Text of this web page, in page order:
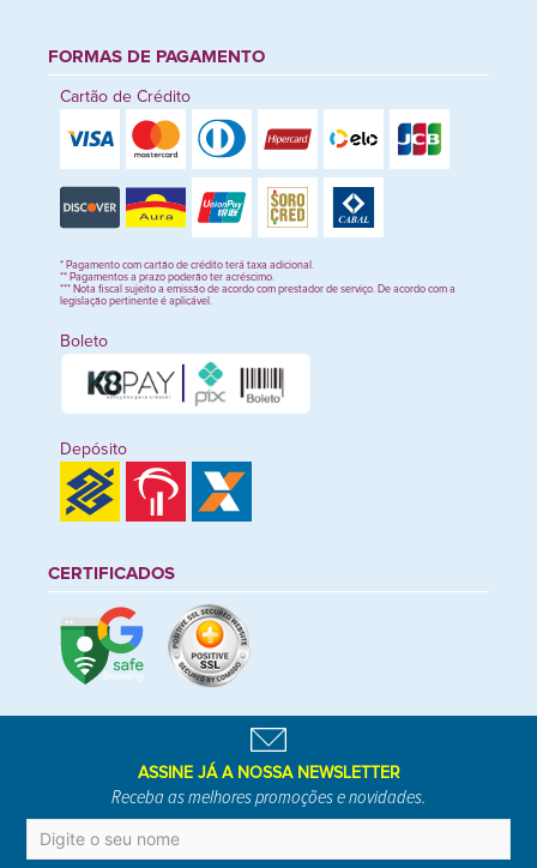
FORMAS DE PAGAMENTO
Cartão de Crédito
* Pagamento com cartão de crédito terá taxa adicional.
** Pagamentos a prazo poderão ter acréscimo.
*** Nota fiscal sujeito a emissão de acordo com prestador de serviço. De acordo com a
legislação pertinente é aplicável.
Boleto
Depósito
CERTIFICADOS
ASSINE JÁ A NOSSA NEWSLETTER
Receba as melhores promoções e novidades.